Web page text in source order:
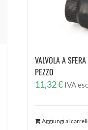
VALVOLA A
PEZZO
11,32€ IVA
Aggiungi al